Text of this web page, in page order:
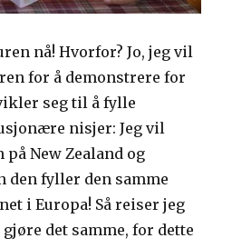
nå! Hvorfor? Jo, jeg vil
for å demonstrere for
seg til å fylle
nisjer: Jeg vil
New Zealand og
den fyller den samme
i Europa! Så reiser jeg
det samme, for dette